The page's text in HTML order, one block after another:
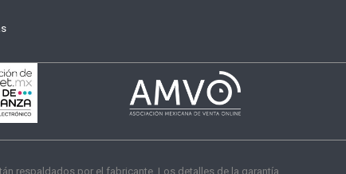
respaldados por el fabricante. Los detalles de la garantía